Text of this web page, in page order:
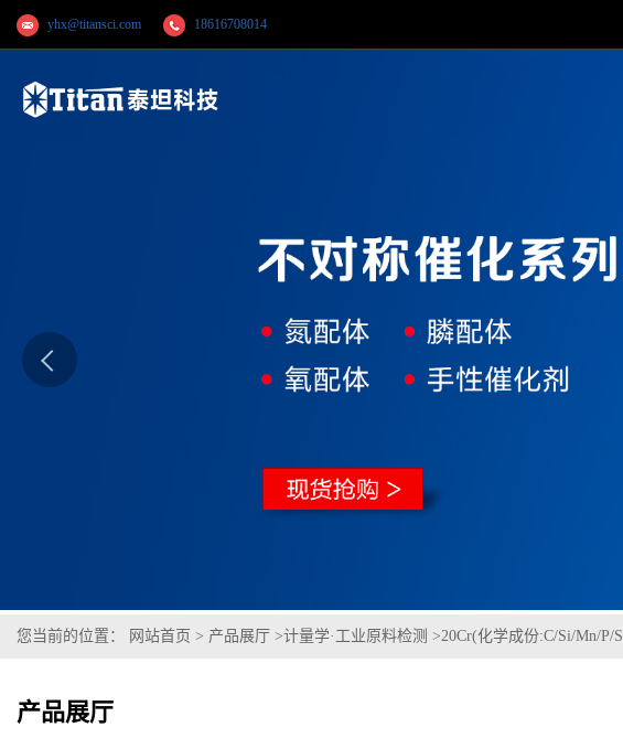
yhx@titansci.com 18616708014
您当前的位置： 网站首页 > 产品展厅 >计量学·工业原料检测 >20Cr(化学成份:C/Si/Mn/P/
产品展厅